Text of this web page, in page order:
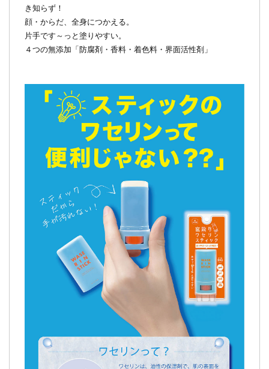
き知らず！
顔・からだ、全身につかえる。
片手です～っと塗りやすい。
４つの無添加「防腐剤・香料・着色料・界面活性剤」